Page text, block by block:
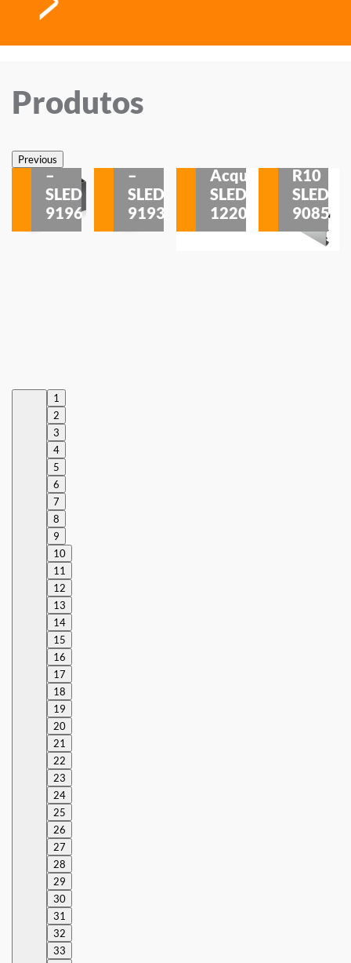
Produtos
PreviousSobrepor
–
SLED
9196
–
SLED
9193
Acqua
SLED
1220
R10
SLED
9085
1
2
3
4
5
6
7
8
9
10
11
12
13
14
15
16
17
18
19
20
21
22
23
24
25
26
27
28
29
30
31
32
33